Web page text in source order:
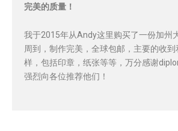
完美的质量！
我于2015年从Andy这里购买了一份加州
周到，制作完美，全球包邮，主要的收
样，包括印章，纸张等等，万分感谢
强烈向各位推荐他们！